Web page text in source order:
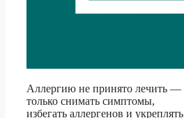
Аллергию не принято лечить —
только снимать симптомы,
избегать аллергенов и укреплять